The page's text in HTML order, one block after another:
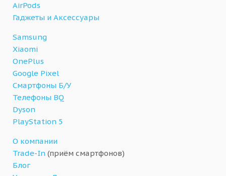
AirPods
Гаджеты и Аксессуары
Samsung
Xiaomi
OnePlus
Google Pixel
Смартфоны Б/У
Телефоны BQ
Dyson
PlayStation 5
О компании
Trade-In (приём смартфонов)
Блог